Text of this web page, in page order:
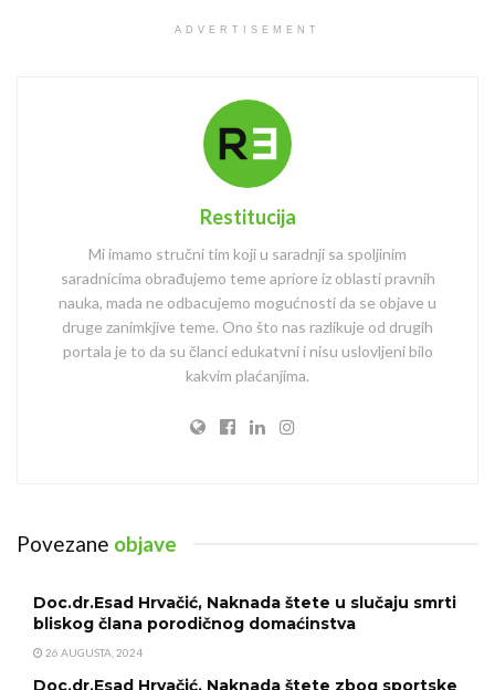
ADVERTISEMENT
Restitucija
Mi imamo stručni tim koji u saradnji sa spoljinim
saradnicima obrađujemo teme apriore iz oblasti pravnih
nauka, mada ne odbacujemo mogućnosti da se objave u
druge zanimkjive teme. Ono što nas razlikuje od drugih
portala je to da su članci edukatvni i nisu uslovljeni bilo
kakvim plaćanjima.
Povezane objave
Doc.dr.Esad Hrvačić, Naknada štete u slučaju smrti
bliskog člana porodičnog domaćinstva
26 AUGUSTA, 2024
Doc.dr.Esad Hrvačić, Naknada štete zbog sportske